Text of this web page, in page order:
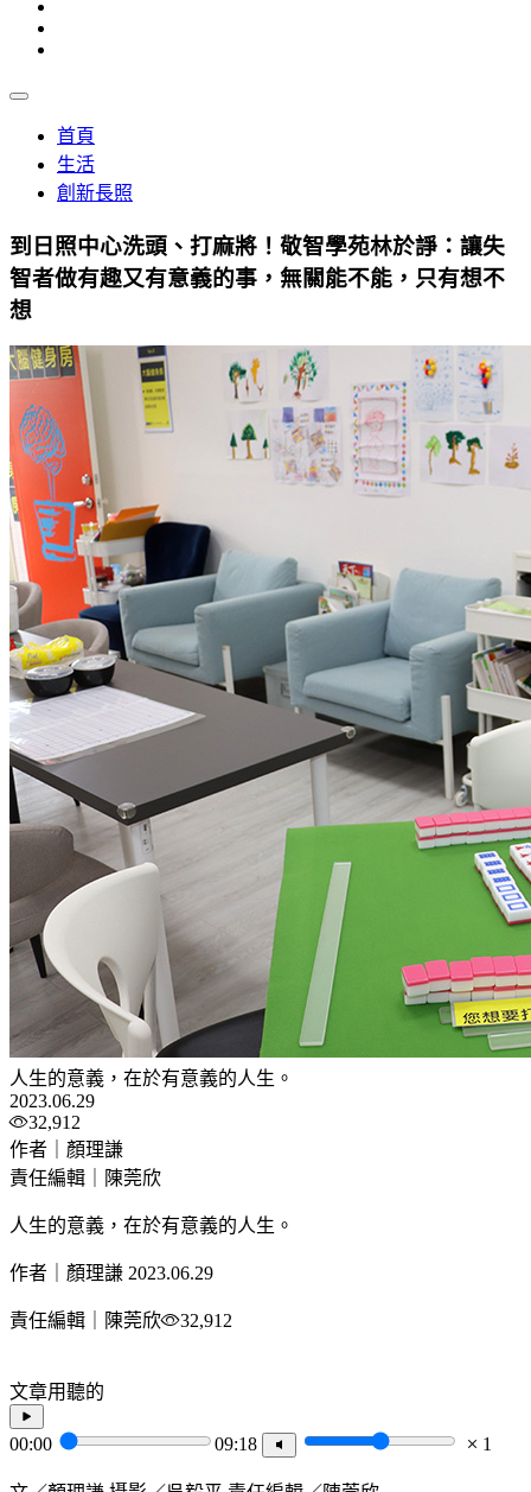
首頁
生活
創新長照
到日照中心洗頭、打麻將！敬智學苑林於諍：讓失
智者做有趣又有意義的事，無關能不能，只有想不
想
人生的意義，在於有意義的人生。
2023.06.29
32,912
作者｜顏理謙
責任編輯｜陳莞欣
人生的意義，在於有意義的人生。
作者｜顏理謙 2023.06.29
責任編輯｜陳莞欣 32,912
文章用聽的
00:00 09:18 1